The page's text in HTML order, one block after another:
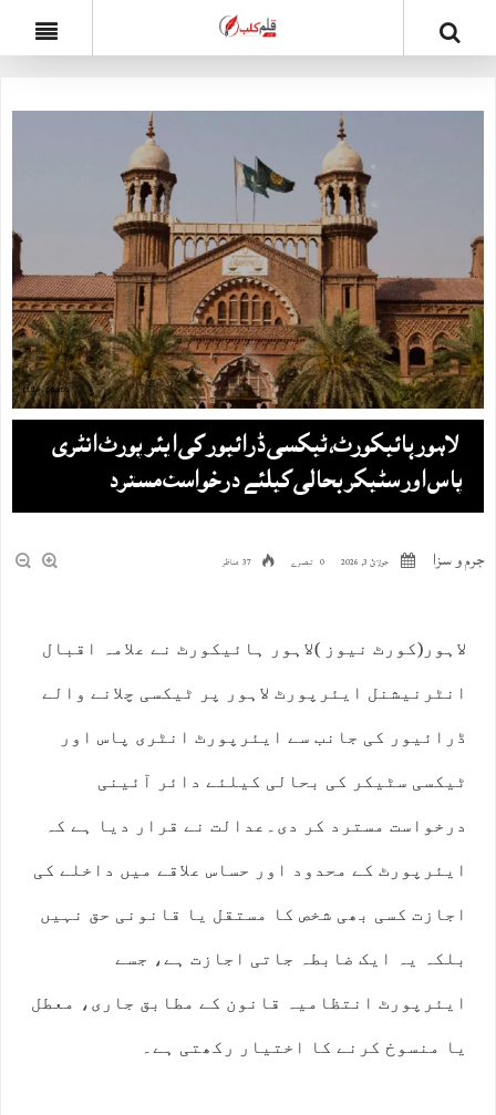
لاہور ہائیکورٹ، ٹیکسی ڈرائیور کی ایئرپورٹ انٹری
پاس اور سٹیکر بحالی کیلئے درخواست مسترد
جرم و سزا جولائ 3, 2026 0 تبصرے 37 مناظر
لاہور(کورٹ نیوز )لاہور ہائیکورٹ نے علامہ اقبال
انٹرنیشنل ایئرپورٹ لاہور پر ٹیکسی چلانے والے
ڈرائیور کی جانب سے ایئرپورٹ انٹری پاس اور
ٹیکسی سٹیکر کی بحالی کیلئے دائر آئینی
درخواست مسترد کر دی۔عدالت نے قرار دیا ہے کہ
ایئرپورٹ کے محدود اور حساس علاقے میں داخلے کی
اجازت کسی بھی شخص کا مستقل یا قانونی حق نہیں
بلکہ یہ ایک ضابطہ جاتی اجازت ہے، جسے
ایئرپورٹ انتظامیہ قانون کے مطابق جاری، معطل
یا منسوخ کرنے کا اختیار رکھتی ہے۔